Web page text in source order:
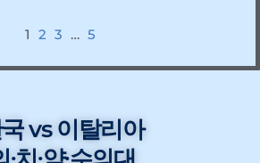
1 2 3 … 5
vs 이탈리아